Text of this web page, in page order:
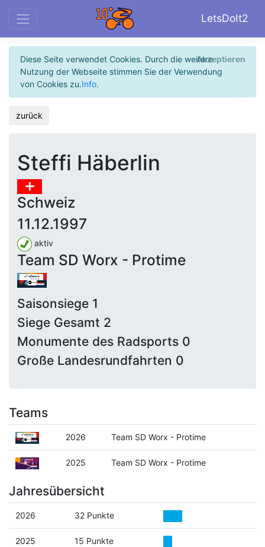
LetsDoIt2
Diese Seite verwendet Cookies. Durch die weitere
Nutzung der Webseite stimmen Sie der Verwendung
von Cookies zu.Info.
Akzeptieren
zurück
Steffi Häberlin
Schweiz
11.12.1997
aktiv
Team SD Worx - Protime
Saisonsiege 1
Siege Gesamt 2
Monumente des Radsports 0
Große Landesrundfahrten 0
Teams
2026 Team SD Worx - Protime
2025 Team SD Worx - Protime
Jahresübersicht
2026 32 Punkte
2025 15 Punkte